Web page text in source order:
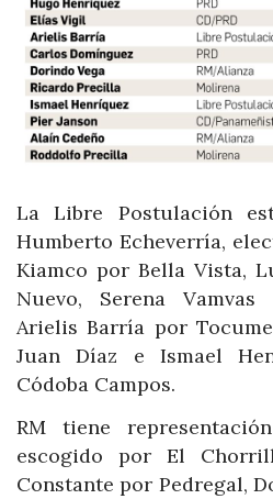
La Libre Postulación
Humberto Echeverría,
Kiamco por Bella Vista,
Nuevo, Serena
Arielis Barría por
Juan Díaz e Ismael
Códoba Campos.
RM tiene
escogido por El
Constante por Pedregal,